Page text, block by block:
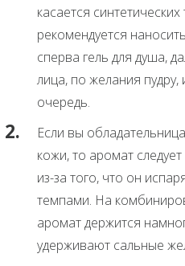
касается
рекомендуется
сперва гель для душа,
лица, по желания
очередь.
Если вы
кожи, то аромат
из-за того, что он
темпами. На
аромат держится
удерживают сальные